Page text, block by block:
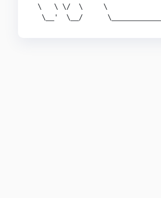
\   \ \/  \     \
\__'  \__/